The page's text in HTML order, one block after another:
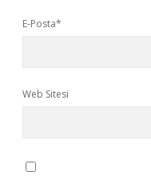
E-Posta*
Web Sitesi